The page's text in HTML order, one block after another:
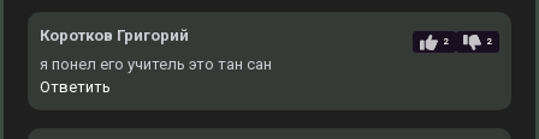
Коротков Григорий 2 2
я понел его учитель это тан сан
Ответить